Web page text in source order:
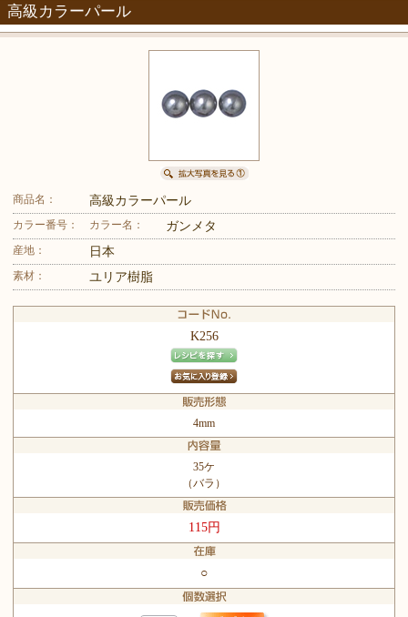
高級カラーパール
商品名： 高級カラーパール
カラー番号： カラー名： ガンメタ
産地： 日本
素材： ユリア樹脂
K256
4mm
35ケ
（バラ）
115円
○